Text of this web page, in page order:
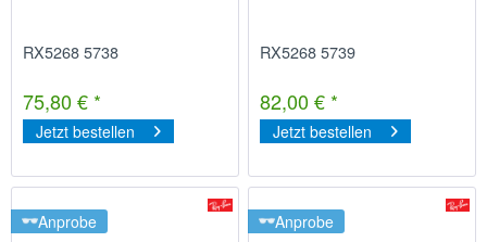
RX5268 5738
75,80 € *
Jetzt bestellen
RX5268 5739
82,00 € *
Jetzt bestellen
Anprobe Anprobe